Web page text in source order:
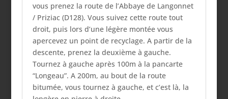
vous prenez la route de l’Abbaye de Langonnet
/ Priziac (D128). Vous suivez cette route tout
droit, puis lors d’une légère montée vous
apercevez un point de recyclage. A partir de la
descente, prenez la deuxième à gauche.
Tournez à gauche après 100m à la pancarte
“Longeau”. A 200m, au bout de la route
bitumée, vous tournez à gauche, et c’est là, la